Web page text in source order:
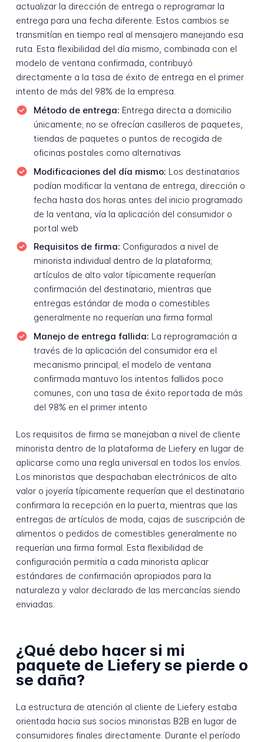
actualizar la dirección de entrega o reprogramar la
entrega para una fecha diferente. Estos cambios se
transmitían en tiempo real al mensajero manejando esa
ruta. Esta flexibilidad del día mismo, combinada con el
modelo de ventana confirmada, contribuyó
directamente a la tasa de éxito de entrega en el primer
intento de más del 98% de la empresa.
Método de entrega: Entrega directa a domicilio
únicamente; no se ofrecían casilleros de paquetes,
tiendas de paquetes o puntos de recogida de
oficinas postales como alternativas
Modificaciones del día mismo: Los destinatarios
podían modificar la ventana de entrega, dirección o
fecha hasta dos horas antes del inicio programado
de la ventana, vía la aplicación del consumidor o
portal web
Requisitos de firma: Configurados a nivel de
minorista individual dentro de la plataforma;
artículos de alto valor típicamente requerían
confirmación del destinatario, mientras que
entregas estándar de moda o comestibles
generalmente no requerían una firma formal
Manejo de entrega fallida: La reprogramación a
través de la aplicación del consumidor era el
mecanismo principal; el modelo de ventana
confirmada mantuvo los intentos fallidos poco
comunes, con una tasa de éxito reportada de más
del 98% en el primer intento
Los requisitos de firma se manejaban a nivel de cliente
minorista dentro de la plataforma de Liefery en lugar de
aplicarse como una regla universal en todos los envíos.
Los minoristas que despachaban electrónicos de alto
valor o joyería típicamente requerían que el destinatario
confirmara la recepción en la puerta, mientras que las
entregas de artículos de moda, cajas de suscripción de
alimentos o pedidos de comestibles generalmente no
requerían una firma formal. Esta flexibilidad de
configuración permitía a cada minorista aplicar
estándares de confirmación apropiados para la
naturaleza y valor declarado de las mercancías siendo
enviadas.
¿Qué debo hacer si mi
paquete de Liefery se pierde o
se daña?
La estructura de atención al cliente de Liefery estaba
orientada hacia sus socios minoristas B2B en lugar de
consumidores finales directamente. Durante el período